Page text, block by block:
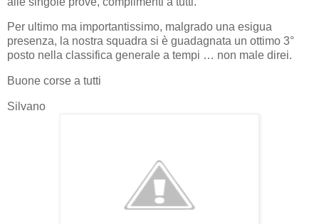
Per ultimo ma importantissimo, malgrado una esigua
presenza, la nostra squadra si è guadagnata un ottimo 3°
posto nella classifica generale a tempi … non male direi.
Buone corse a tutti
Silvano